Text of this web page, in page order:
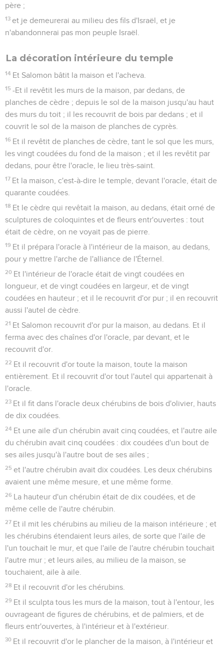
père ;
13 et je demeurerai au milieu des fils d'Israël, et je
n'abandonnerai pas mon peuple Israël.
La décoration intérieure du temple
14 Et Salomon bâtit la maison et l'acheva.
15 -Et il revêtit les murs de la maison, par dedans, de
planches de cèdre ; depuis le sol de la maison jusqu'au haut
des murs du toit ; il les recouvrit de bois par dedans ; et il
couvrit le sol de la maison de planches de cyprès.
16 Et il revêtit de planches de cèdre, tant le sol que les murs,
les vingt coudées du fond de la maison ; et il les revêtit par
dedans, pour être l'oracle, le lieu très-saint.
17 Et la maison, c'est-à-dire le temple, devant l'oracle, était de
quarante coudées.
18 Et le cèdre qui revêtait la maison, au dedans, était orné de
sculptures de coloquintes et de fleurs entr'ouvertes : tout
était de cèdre, on ne voyait pas de pierre.
19 Et il prépara l'oracle à l'intérieur de la maison, au dedans,
pour y mettre l'arche de l'alliance de l'Éternel.
20 Et l'intérieur de l'oracle était de vingt coudées en
longueur, et de vingt coudées en largeur, et de vingt
coudées en hauteur ; et il le recouvrit d'or pur ; il en recouvrit
aussi l'autel de cèdre.
21 Et Salomon recouvrit d'or pur la maison, au dedans. Et il
ferma avec des chaînes d'or l'oracle, par devant, et le
recouvrit d'or.
22 Et il recouvrit d'or toute la maison, toute la maison
entièrement. Et il recouvrit d'or tout l'autel qui appartenait à
l'oracle.
23 Et il fit dans l'oracle deux chérubins de bois d'olivier, hauts
de dix coudées.
24 Et une aile d'un chérubin avait cinq coudées, et l'autre aile
du chérubin avait cinq coudées : dix coudées d'un bout de
ses ailes jusqu'à l'autre bout de ses ailes ;
25 et l'autre chérubin avait dix coudées. Les deux chérubins
avaient une même mesure, et une même forme.
26 La hauteur d'un chérubin était de dix coudées, et de
même celle de l'autre chérubin.
27 Et il mit les chérubins au milieu de la maison intérieure ; et
les chérubins étendaient leurs ailes, de sorte que l'aile de
l'un touchait le mur, et que l'aile de l'autre chérubin touchait
l'autre mur ; et leurs ailes, au milieu de la maison, se
touchaient, aile à aile.
28 Et il recouvrit d'or les chérubins.
29 Et il sculpta tous les murs de la maison, tout à l'entour, les
ouvrageant de figures de chérubins, et de palmiers, et de
fleurs entr'ouvertes, à l'intérieur et à l'extérieur.
30 Et il recouvrit d'or le plancher de la maison, à l'intérieur et